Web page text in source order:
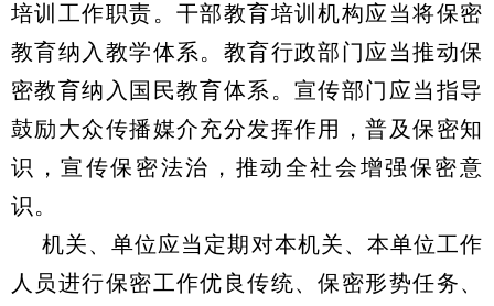
培训工作职责。干部教育培训机构应当将保密
教育纳入教学体系。教育行政部门应当推动保
密教育纳入国民教育体系。宣传部门应当指导
鼓励大众传播媒介充分发挥作用，普及保密知
识，宣传保密法治，推动全社会增强保密意
识。
机关、单位应当定期对本机关、本单位工作
人员进行保密工作优良传统、保密形势任务、